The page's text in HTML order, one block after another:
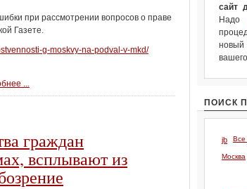
при рассмотрении вопросов о праве
Газете.
g-moskvy-na-podval-v-mkd/
...
граждан
всплывают из
сайт
Надо
ПОИСК
jb
Москва